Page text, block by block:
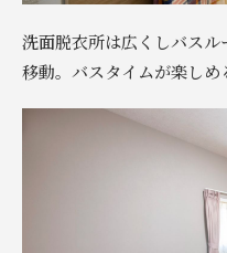
洗面脱衣所は広くしバス
移動。バスタイムが楽しめ